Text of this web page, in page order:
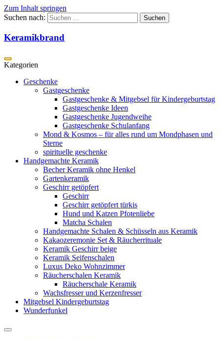
Zum Inhalt springen
Suchen nach:
Keramikbrand
Geschenke
Gastgeschenke
Gastgeschenke & Mitgebsel für Kindergeburtstag
Gastgeschenke Ideen
Gastgeschenke Jugendweihe
Gastgeschenke Schulanfang
Mond & Kosmos – für alles rund um Mondphasen und
Sterne
spirituelle geschenke
Handgemachte Keramik
Becher Keramik ohne Henkel
Gartenkeramik
Geschirr getöpfert
Geschirr
Geschirr getöpfert türkis
Hund und Katzen Pfotenliebe
Matcha Schalen
Handgemachte Schalen & Schüsseln aus Keramik
Kakaozeremonie Set & Räucherrituale
Keramik Geschirr beige
Keramik Seifenschalen
Luxus Deko Wohnzimmer
Räucherschalen Keramik
Räucherschale Keramik
Wachsfresser und Kerzenfresser
Mitgebsel Kindergeburtstag
Wunderfunkel